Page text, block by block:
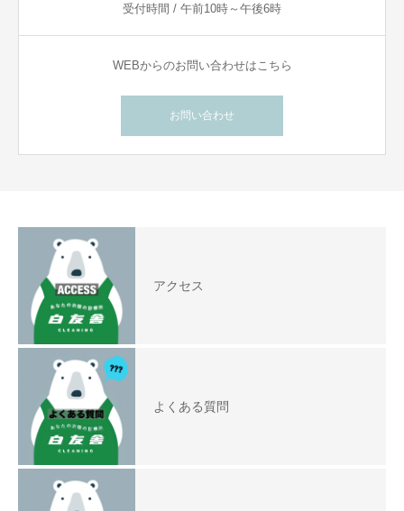
受付時間 / 午前10時～午後6時
WEBからのお問い合わせはこちら
お問い合わせ
アクセス
よくある質問